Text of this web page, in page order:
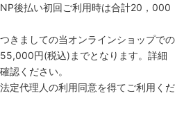
後払い初回ご利用時は合計20，000
きましての当オンラインショップでの
円(税込)までとなります。詳細
認ください。
定代理人の利用同意を得てご利用くだ